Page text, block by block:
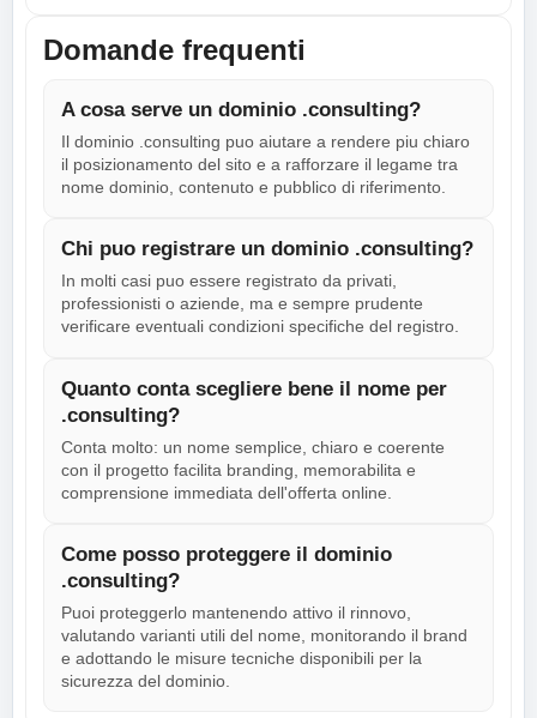
Domande frequenti
A cosa serve un dominio .consulting?
Il dominio .consulting puo aiutare a rendere piu chiaro
il posizionamento del sito e a rafforzare il legame tra
nome dominio, contenuto e pubblico di riferimento.
Chi puo registrare un dominio .consulting?
In molti casi puo essere registrato da privati,
professionisti o aziende, ma e sempre prudente
verificare eventuali condizioni specifiche del registro.
Quanto conta scegliere bene il nome per
.consulting?
Conta molto: un nome semplice, chiaro e coerente
con il progetto facilita branding, memorabilita e
comprensione immediata dell'offerta online.
Come posso proteggere il dominio
.consulting?
Puoi proteggerlo mantenendo attivo il rinnovo,
valutando varianti utili del nome, monitorando il brand
e adottando le misure tecniche disponibili per la
sicurezza del dominio.